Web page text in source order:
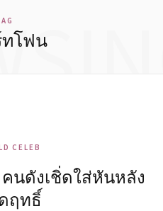
โฟน
CELEB
นดังเชิ่ดใส่หันหลัง
ฤทธิ์